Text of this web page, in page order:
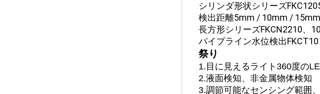
シリンダ形状シリーズ
検出距離5mm / 10mm / 15mm
長方形シリーズFKCN2210、
パイプライン水位検出FKCT10
祭り
1.目に見えるライト360度の
2.液面検知、非金属物体検知
3.調節可能なセンシング範囲